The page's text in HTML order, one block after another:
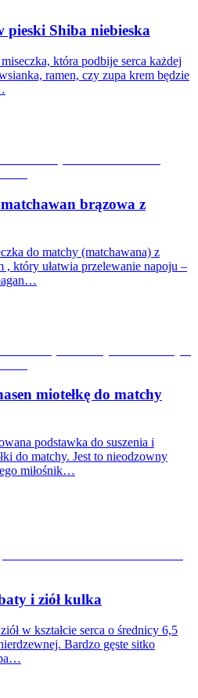
pieski Shiba niebieska
która podbije serca każdej
ramen, czy zupa krem będzie
brązowa z
do matchy (matchawana) z
, który ułatwia przelewanie napoju –
miotełkę do matchy
podstawka do suszenia i
do matchy. Jest to nieodzowny
miłośnik…
i ziół kulka
w kształcie serca o średnicy 6,5
Bardzo gęste sitko